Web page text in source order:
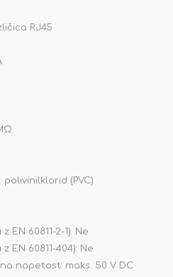
RJ45
(PVC)
60811-2-1): Ne
EN 60811-404): Ne
napetost: maks. 50 V DC